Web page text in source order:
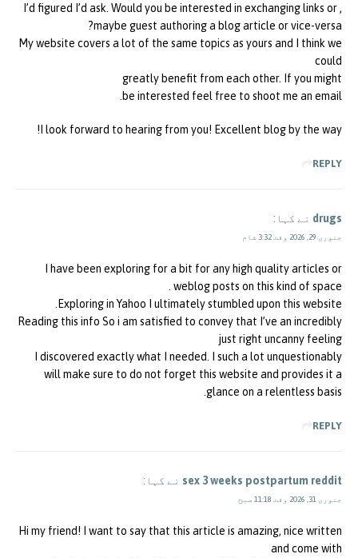
, I’d figured I’d ask. Would you be interested in exchanging links or
maybe guest authoring a blog article or vice-versa?
My website covers a lot of the same topics as yours and I think we
could
greatly benefit from each other. If you might
be interested feel free to shoot me an email.
I look forward to hearing from you! Excellent blog by the way!
REPLY
drugs نے کہا:
جنوری 29, 2026 وقت 3:32 شام
I have been exploring for a bit for any high quality articles or
weblog posts on this kind of space .
Exploring in Yahoo I ultimately stumbled upon this website.
Reading this info So i am satisfied to convey that I’ve an incredibly
just right uncanny feeling
I discovered exactly what I needed. I such a lot unquestionably
will make sure to do not forget this website and provides it a
glance on a relentless basis.
REPLY
sex 3 weeks postpartum reddit نے کہا:
جنوری 31, 2026 وقت 11:18 صبح
Hi my friend! I want to say that this article is amazing, nice written
and come with